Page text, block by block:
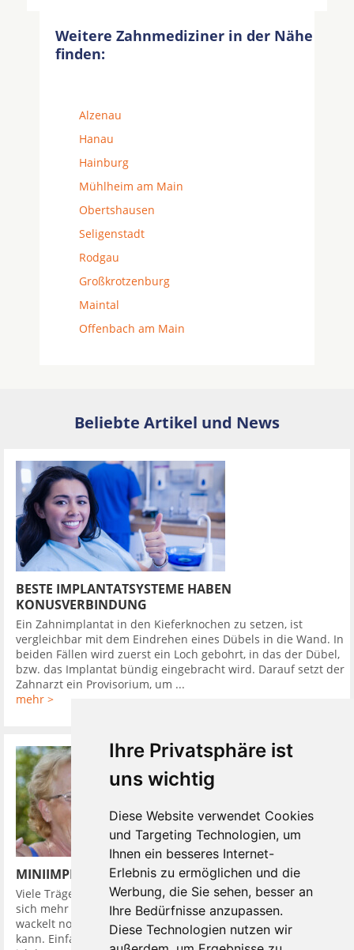
Ihre Privatsphäre ist
uns wichtig
Diese Website verwendet Cookies
und Targeting Technologien, um
Ihnen ein besseres Internet-
Erlebnis zu ermöglichen und die
Werbung, die Sie sehen, besser an
Ihre Bedürfnisse anzupassen.
Diese Technologien nutzen wir
Weitere Zahnmediziner in der Nähe
finden:
Alzenau
Hanau
Hainburg
Mühlheim am Main
Obertshausen
Seligenstadt
Rodgau
Großkrotzenburg
Maintal
Offenbach am Main
Beliebte Artikel und News
BESTE IMPLANTATSYSTEME HABEN
KONUSVERBINDUNG
Ein Zahnimplantat in den Kieferknochen zu setzen, ist
vergleichbar mit dem Eindrehen eines Dübels in die Wand. In
beiden Fällen wird zuerst ein Loch gebohrt, in das der Dübel,
bzw. das Implantat bündig eingebracht wird. Darauf setzt der
Zahnarzt ein Provisorium, um ...
mehr >
MINIIMPLANTATE UND DIE PROTHESE SITZT
Viele Träger von herausnehmbaren Zahnprothesen wünschen
sich mehr Halt. Einen komfortablen Zahnersatz, der weder
wackelt noch drückt. Einen mit dem man wieder alles essen
kann. Einfach so wie früher, als man sich fragte: Worauf habe